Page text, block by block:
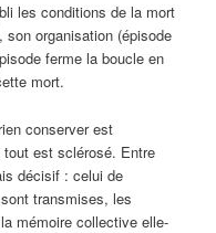
les conditions de la mort
organisation (épisode
ferme la boucle en
mort.
conserver est
est sclérosé. Entre
décisif : celui de
transmises, les
mémoire collective elle-